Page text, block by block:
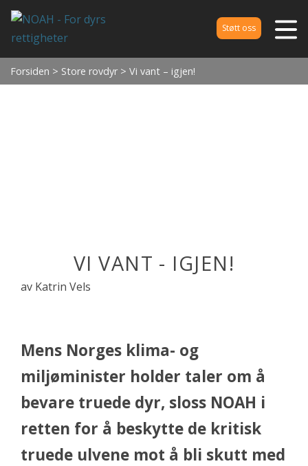
Støtt oss
Forsiden > Store rovdyr > Vi vant – igjen!
VI VANT - IGJEN!
av Katrin Vels
Mens Norges klima- og
miljøminister holder taler om å
bevare truede dyr, sloss NOAH i
retten for å beskytte de kritisk
truede ulvene mot å bli skutt med